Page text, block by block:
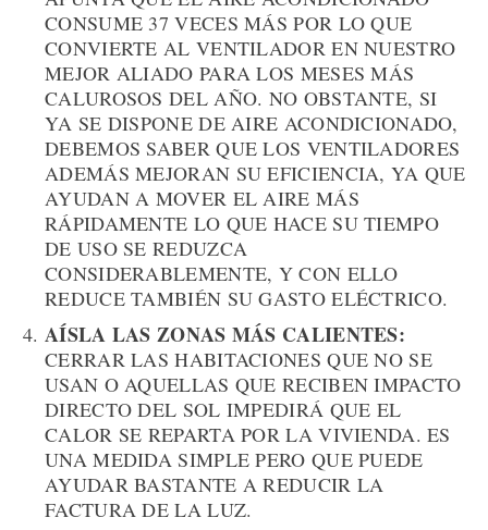
CONSUME 37 VECES MÁS POR LO QUE
CONVIERTE AL VENTILADOR EN NUESTRO
MEJOR ALIADO PARA LOS MESES MÁS
CALUROSOS DEL AÑO. NO OBSTANTE, SI
YA SE DISPONE DE AIRE ACONDICIONADO,
DEBEMOS SABER QUE LOS VENTILADORES
ADEMÁS MEJORAN SU EFICIENCIA, YA QUE
AYUDAN A MOVER EL AIRE MÁS
RÁPIDAMENTE LO QUE HACE SU TIEMPO
DE USO SE REDUZCA
CONSIDERABLEMENTE, Y CON ELLO
REDUCE TAMBIÉN SU GASTO ELÉCTRICO.
AÍSLA LAS ZONAS MÁS CALIENTES:
CERRAR LAS HABITACIONES QUE NO SE
USAN O AQUELLAS QUE RECIBEN IMPACTO
DIRECTO DEL SOL IMPEDIRÁ QUE EL
CALOR SE REPARTA POR LA VIVIENDA. ES
UNA MEDIDA SIMPLE PERO QUE PUEDE
AYUDAR BASTANTE A REDUCIR LA
FACTURA DE LA LUZ.